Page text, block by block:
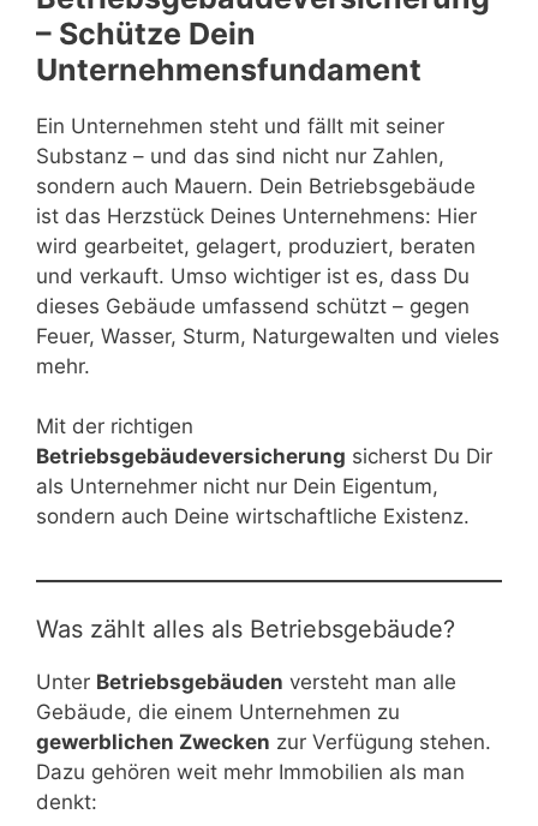
– Schütze Dein
Unternehmensfundament
Ein Unternehmen steht und fällt mit seiner
Substanz – und das sind nicht nur Zahlen,
sondern auch Mauern. Dein Betriebsgebäude
ist das Herzstück Deines Unternehmens: Hier
wird gearbeitet, gelagert, produziert, beraten
und verkauft. Umso wichtiger ist es, dass Du
dieses Gebäude umfassend schützt – gegen
Feuer, Wasser, Sturm, Naturgewalten und vieles
mehr.
Mit der richtigen
Betriebsgebäudeversicherung sicherst Du Dir
als Unternehmer nicht nur Dein Eigentum,
sondern auch Deine wirtschaftliche Existenz.
Was zählt alles als Betriebsgebäude?
Unter Betriebsgebäuden versteht man alle
Gebäude, die einem Unternehmen zu
gewerblichen Zwecken zur Verfügung stehen.
Dazu gehören weit mehr Immobilien als man
denkt: